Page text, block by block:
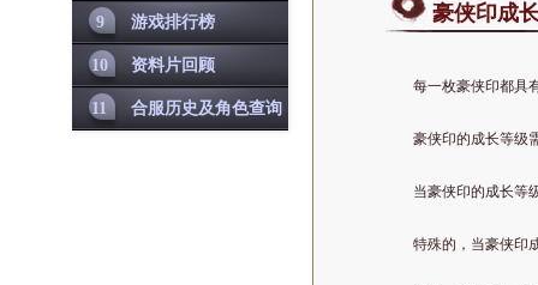
豪侠印成
每一枚豪侠印都具
豪侠印的成长等级
当豪侠印的成长等
特殊的，当豪侠印
9 游戏排行榜
10 资料片回顾
11 合服历史及角色查询